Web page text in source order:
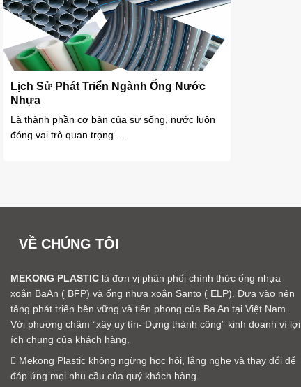
Lịch Sử Phát Triển Ngành Ống Nước
Nhựa
Là thành phần cơ bản của sự sống, nước luôn
đóng vai trò quan trọng ...
VỀ CHÚNG TÔI
MEKONG PLASTIC là đơn vị phân phối chính thức ống nhựa
xoắn BaAn ( BFP) và ống nhựa xoắn Santo ( ELP). Dựa vào nên
tảng phát triển bền vững và tiên phong của Ba An tại Việt Nam.
Với phương châm “xây uy tín- Dựng thành công” kinh doanh vì lợi
ích chung của khách hàng.
Mekong Plastic không ngừng học hỏi, lắng nghe và thay đổi để
đáp ứng mọi nhu cầu của quý khách hàng.